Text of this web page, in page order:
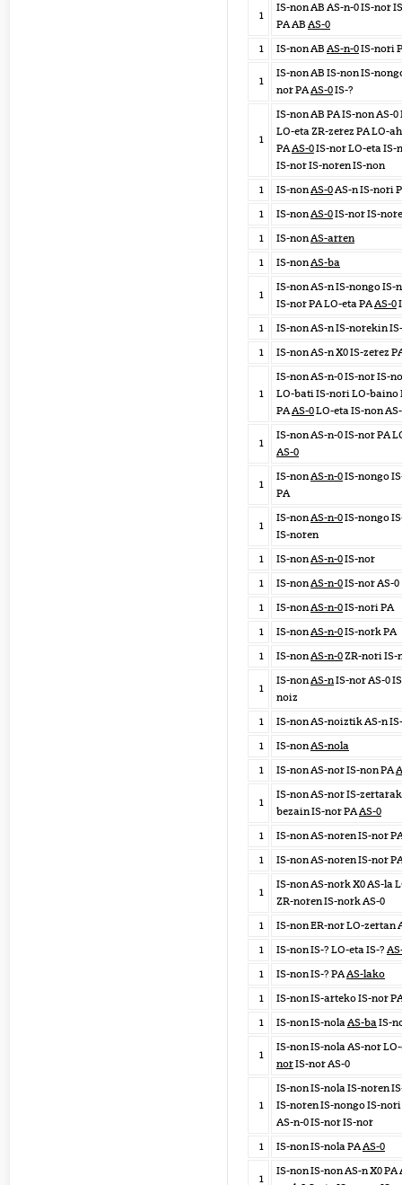
1
IS-non AB AS-n-0 IS-nor
PA AB AS-0
1
IS-non AB AS-n-0IS-nori
1
IS-non AB IS-non IS-
nor PAAS-0IS-?
1
IS-non AB PA IS-non AS-
LO-eta ZR-zerez PA LO-
PAAS-0IS-nor LO-eta IS-
IS-nor IS-noren IS-non
1
IS-nonAS-0AS-n IS-nori
1
IS-nonAS-0IS-nor IS-
1
IS-nonAS-arren
1
IS-nonAS-ba
1
IS-non AS-n IS-nongo IS-
IS-nor PA LO-eta PAAS-0
1
IS-non AS-n IS-norekin
1
IS-non AS-n X0 IS-zerez
1
IS-non AS-n-0 IS-nor IS-
LO-bati IS-nori LO-baino
PAAS-0LO-eta IS-non
1
IS-non AS-n-0 IS-nor PA
AS-0
1
IS-nonAS-n-0IS-nongo
PA
1
IS-nonAS-n-0IS-nongo
IS-noren
1
IS-nonAS-n-0IS-nor
1
IS-nonAS-n-0IS-nor AS-0
1
IS-nonAS-n-0IS-nori PA
1
IS-nonAS-n-0IS-nork PA
1
IS-nonAS-n-0ZR-nori IS-
1
IS-nonAS-nIS-nor AS-0
noiz
1
IS-non AS-noiztik AS-n
1
IS-nonAS-nola
1
IS-non AS-nor IS-non PA
1
IS-non AS-nor IS-
bezain IS-nor PAAS-0
1
IS-non AS-noren IS-nor
1
IS-non AS-noren IS-nor
1
IS-non AS-nork X0 AS-la
ZR-noren IS-nork AS-0
1
IS-non ER-nor LO-zertan
1
IS-non IS-? LO-eta IS-?
1
IS-non IS-? PAAS-lako
1
IS-non IS-arteko IS-nor
1
IS-non IS-nolaAS-baIS-
1
IS-non IS-nola AS-nor
norIS-nor AS-0
1
IS-non IS-nola IS-noren
IS-noren IS-nongo IS-
AS-n-0 IS-nor IS-nor
1
IS-non IS-nola PAAS-0
1
IS-non IS-non AS-n X0 PA